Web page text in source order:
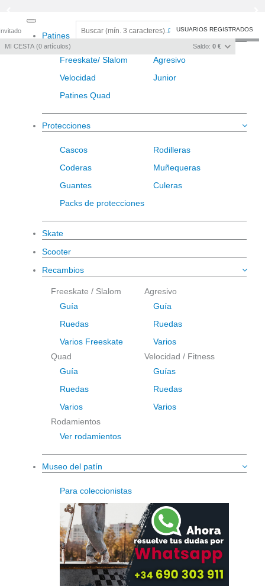
Registro/Iniciar sesión
MI CESTA 0 artículos Saldo: 0 €
USUARIOS REGISTRADOS
navigation
Patines
Freeskate/ Slalom
Agresivo
Velocidad
Junior
Patines Quad
Protecciones
Cascos
Rodilleras
Coderas
Muñequeras
Guantes
Culeras
Packs de protecciones
Skate
Scooter
Recambios
Freeskate / Slalom
Guía
Ruedas
Varios Freeskate
Agresivo
Guía
Ruedas
Varios
Quad
Guía
Ruedas
Varios
Velocidad / Fitness
Guías
Ruedas
Varios
Rodamientos
Ver rodamientos
Museo del patín
Para coleccionistas